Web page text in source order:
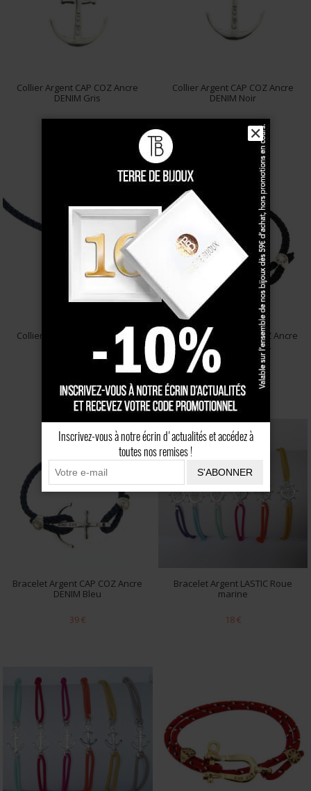
Collier Argent CAP COZ Ancre
DENIM Gris
Collier Argent CAP COZ Ancre
DENIM Noir
Collier Argent CAP COZ Ancre
Bracelet Argent CAP COZ Ancre
Argent DENIM No...
Bracelet Argent CAP COZ Ancre
DENIM Bleu
39 €
Bracelet Argent LASTIC Roue
marine
18 €
✕
Inscrivez-vous à notre écrin d'actualités et accédez à
toutes nos remises !
S'ABONNER